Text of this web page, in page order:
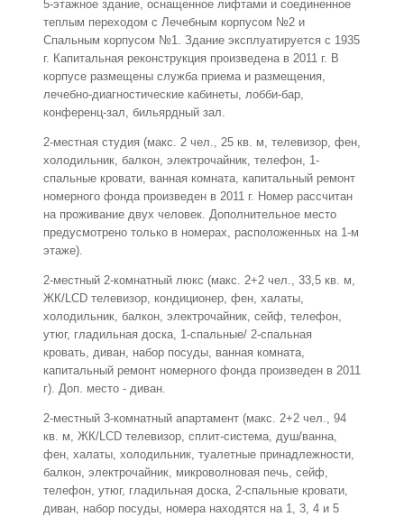
5-этажное здание, оснащенное лифтами и соединенное
теплым переходом с Лечебным корпусом №2 и
Спальным корпусом №1. Здание эксплуатируется с 1935
г. Капитальная реконструкция произведена в 2011 г. В
корпусе размещены служба приема и размещения,
лечебно-диагностические кабинеты, лобби-бар,
конференц-зал, бильярдный зал.
2-местная студия (макс. 2 чел., 25 кв. м, телевизор, фен,
холодильник, балкон, электрочайник, телефон, 1-
спальные кровати, ванная комната, капитальный ремонт
номерного фонда произведен в 2011 г. Номер рассчитан
на проживание двух человек. Дополнительное место
предусмотрено только в номерах, расположенных на 1-м
этаже).
2-местный 2-комнатный люкс (макс. 2+2 чел., 33,5 кв. м,
ЖК/LCD телевизор, кондиционер, фен, халаты,
холодильник, балкон, электрочайник, сейф, телефон,
утюг, гладильная доска, 1-спальные/ 2-спальная
кровать, диван, набор посуды, ванная комната,
капитальный ремонт номерного фонда произведен в 2011
г). Доп. место - диван.
2-местный 3-комнатный апартамент (макс. 2+2 чел., 94
кв. м, ЖК/LCD телевизор, сплит-система, душ/ванна,
фен, халаты, холодильник, туалетные принадлежности,
балкон, электрочайник, микроволновая печь, сейф,
телефон, утюг, гладильная доска, 2-спальные кровати,
диван, набор посуды, номера находятся на 1, 3, 4 и 5